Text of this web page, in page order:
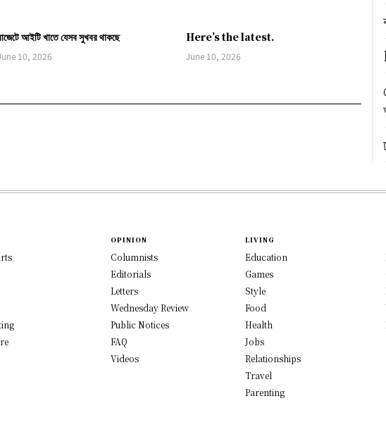
আইটি খাতে যেসব সুখবর থাকছে
10, 2026
Here’s the latest.
June 10, 2026
OPINION
Columnists
Editorials
Letters
Wednesday Review
Public Notices
FAQ
Videos
LIVING
Education
Games
Style
Food
Health
Jobs
Relationships
Travel
Parenting